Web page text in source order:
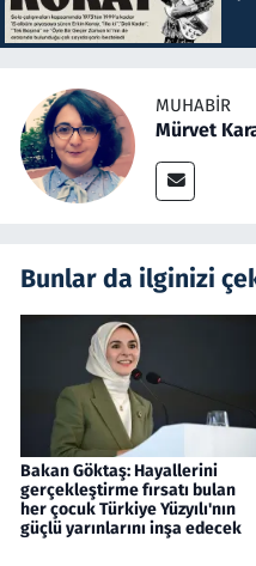
MUHABIR
Mürvet
Bunlar da ilginizi
Bakan Göktaş: Hayallerini
gerçekleştirme fırsatı bulan
her çocuk Türkiye Yüzyılı'nın
güçlü yarınlarını inşa edecek